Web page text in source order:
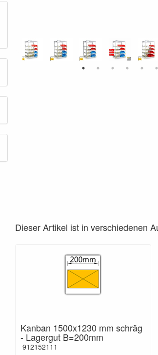
Dieser Artikel ist in verschiedenen
Kanban 1500x1230 mm schräg
- Lagergut B=200mm
912152111